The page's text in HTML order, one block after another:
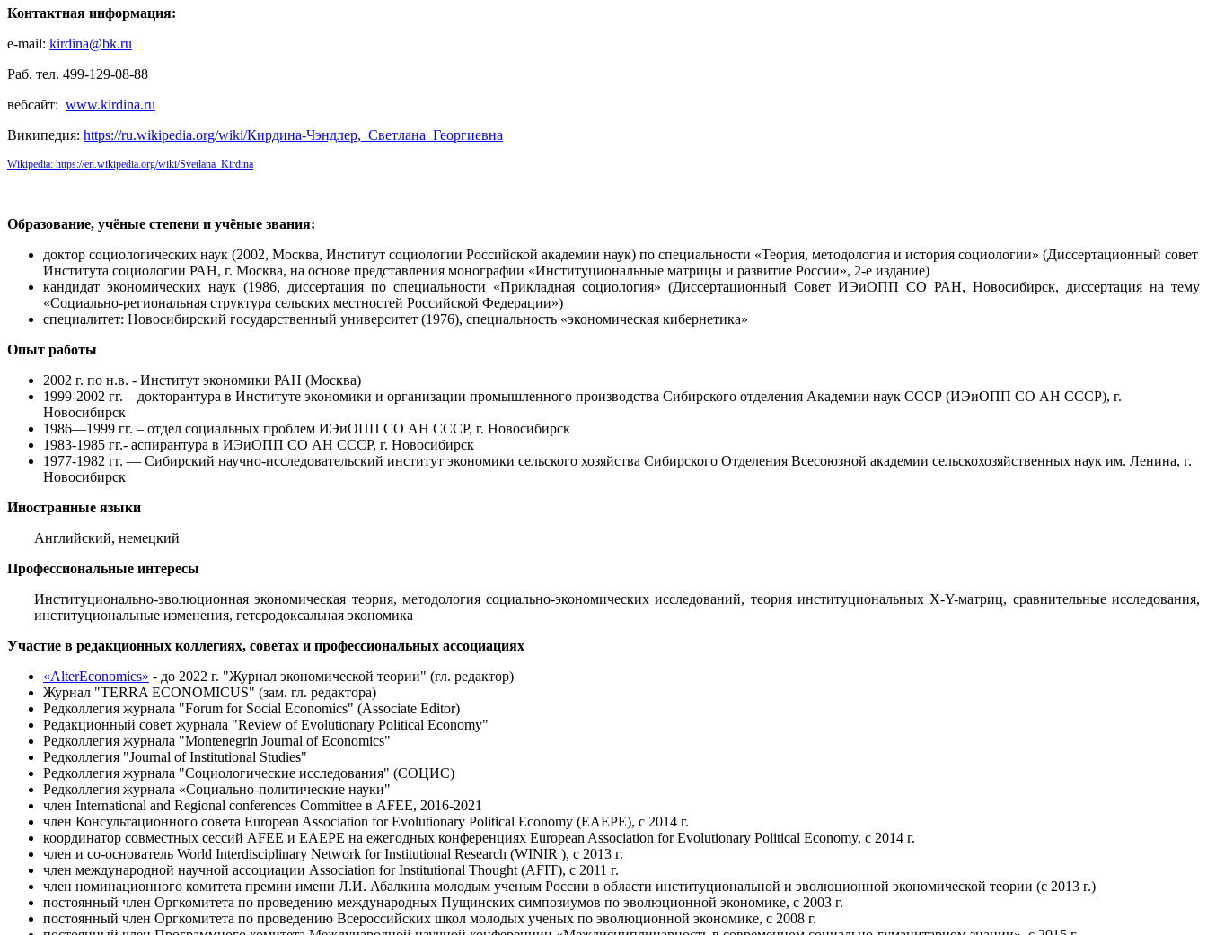
Контактная информация:
e-mail: kirdina@bk.ru
Раб. тел. 499-129-08-88
вебсайт: www.kirdina.ru
Википедия: https://ru.wikipedia.org/wiki/Кирдина-Чэндлер,_Светлана_Георгиевна
Wikipedia: https://en.wikipedia.org/wiki/Svetlana_Kirdina
Образование, учёные степени и учёные звания:
доктор социологических наук (2002, Москва, Институт социологии Российской академии наук) по специальности «Теория, методология и история социологии» (Диссертационный совет
Института социологии РАН, г. Москва, на основе представления монографии «Институциональные матрицы и развитие России», 2-е издание)
кандидат экономических наук (1986, диссертация по специальности «Прикладная социология» (Диссертационный Совет ИЭиОПП СО РАН, Новосибирск, диссертация на тему
«Социально-региональная структура сельских местностей Российской Федерации»)
специалитет: Новосибирский государственный университет (1976), специальность «экономическая кибернетика»
Опыт работы
2002 г. по н.в. - Институт экономики РАН (Москва)
1999-2002 гг. – докторантура в Институте экономики и организации промышленного производства Сибирского отделения Академии наук СССР (ИЭиОПП СО АН СССР), г.
Новосибирск
1986—1999 гг. – отдел социальных проблем ИЭиОПП СО АН СССР, г. Новосибирск
1983-1985 гг.- аспирантура в ИЭиОПП СО АН СССР, г. Новосибирск
1977-1982 гг. — Сибирский научно-исследовательский институт экономики сельского хозяйства Сибирского Отделения Всесоюзной академии сельскохозяйственных наук им. Ленина, г.
Новосибирск
Иностранные языки
Английский, немецкий
Профессиональные интересы
Институционально-эволюционная экономическая теория, методология социально-экономических исследований, теория институциональных Х-Y-матриц, сравнительные исследования,
институциональные изменения, гетеродоксальная экономика
Участие в редакционных коллегиях, советах и профессиональных ассоциациях
«AlterEconomics» - до 2022 г. "Журнал экономической теории" (гл. редактор)
Журнал "TERRA ECONOMICUS" (зам. гл. редактора)
Редколлегия журнала "Forum for Social Economics" (Associate Editor)
Редакционный совет журнала "Review of Evolutionary Political Economy"
Редколлегия журнала "Montenegrin Journal of Economics"
Редколлегия "Journal of Institutional Studies"
Редколлегия журнала "Социологические исследования" (СОЦИС)
Редколлегия журнала «Социально-политические науки"
член International and Regional conferences Committee в AFEE, 2016-2021
член Консультационного совета European Association for Evolutionary Political Economy (EAEPE), c 2014 г.
координатор совместных сессий AFEE и EAEPE на ежегодных конференциях European Association for Evolutionary Political Economy, с 2014 г.
член и со-основатель World Interdisciplinary Network for Institutional Research (WINIR ), с 2013 г.
член международной научной ассоциации Association for Institutional Thought (AFIT), c 2011 г.
член номинационного комитета премии имени Л.И. Абалкина молодым ученым России в области институциональной и эволюционной экономической теории (с 2013 г.)
постоянный член Оргкомитета по проведению международных Пущинских симпозиумов по эволюционной экономике, с 2003 г.
постоянный член Оргкомитета по проведению Всероссийских школ молодых ученых по эволюционной экономике, с 2008 г.